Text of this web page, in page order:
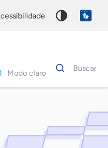
acessibilidade
Modo claro
Dados
para
Buscar